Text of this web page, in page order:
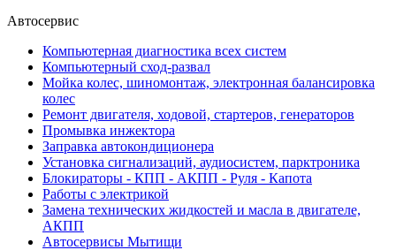
Автосервис
Компьютерная диагностика всех систем
Компьютерный сход-развал
Мойка колес, шиномонтаж, электронная балансировка
колес
Ремонт двигателя, ходовой, стартеров, генераторов
Промывка инжектора
Заправка автокондиционера
Установка сигнализаций, аудиосистем, парктроника
Блокираторы - КПП - АКПП - Руля - Капота
Работы с электрикой
Замена технических жидкостей и масла в двигателе,
АКПП
Автосервисы Мытищи